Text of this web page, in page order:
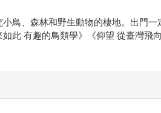
鳥、森林和野生動物的棲地。出門
此 有趣的鳥類學》《仰望 從臺灣飛